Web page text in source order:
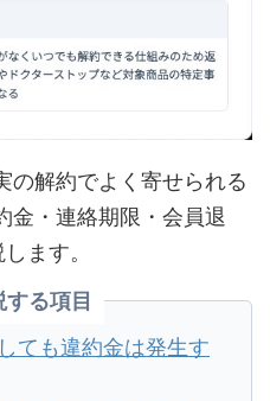
の解約でよく寄せられる
金・連絡期限・会員退
ます。
る項目
ても違約金は発生す